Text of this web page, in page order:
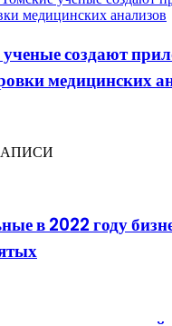
создают
медицинских
в 2022 году